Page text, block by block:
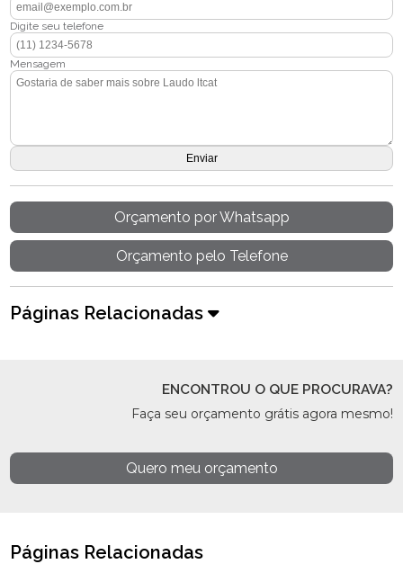
Digite seu telefone
Mensagem
Orçamento por Whatsapp
Orçamento pelo Telefone
Páginas Relacionadas
ENCONTROU O QUE PROCURAVA?
Faça seu orçamento grátis agora mesmo!
Quero meu orçamento
Páginas Relacionadas